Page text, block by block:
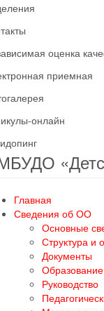
оценка
приемная
онлайн
Главная
Сведения об ОО
Основные
Структура и
Документы
Образование
Руководство